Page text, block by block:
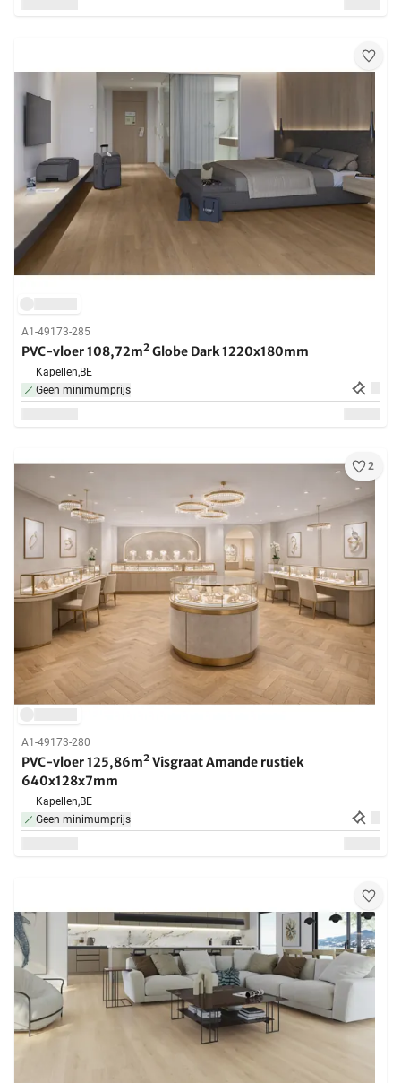
A1-49173-285
PVC-vloer 108,72m² Globe Dark 1220x180mm
Kapellen,BE
Geen minimumprijs
2
A1-49173-280
PVC-vloer 125,86m² Visgraat Amande rustiek
640x128x7mm
Kapellen,BE
Geen minimumprijs